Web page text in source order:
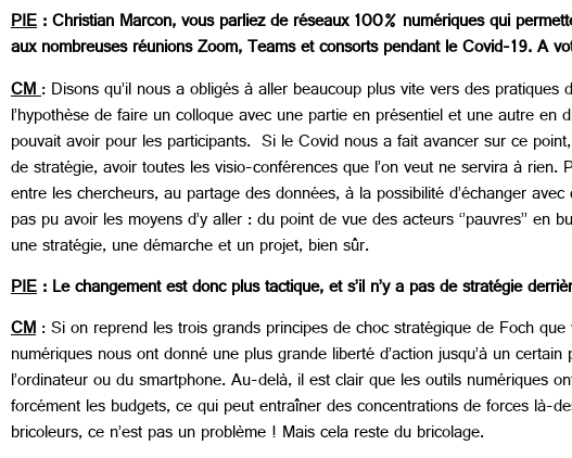
PIE: Christian Marcon, vous parliez de réseaux 100% numériques qui
aux nombreuses réunions Zoom, Teams et consorts pendant le Covid-19. A
CM: Disons qu’il nous a obligés à aller beaucoup plus vite vers des
l’hypothèse de faire un colloque avec une partie en présentiel et une autre en
pouvait avoir pour les participants. Si le Covid nous a fait avancer sur ce
de stratégie, avoir toutes les visio-conférences que l’on veut ne servira à
entre les chercheurs, au partage des données, à la possibilité d’échanger
pas pu avoir les moyens d’y aller : du point de vue des acteurs ‘’pauvres’’
une stratégie, une démarche et un projet, bien sûr.
PIE: Le changement est donc plus tactique, et s’il n’y a pas de stratégie
CM: Si on reprend les trois grands principes de choc stratégique de Foch
numériques nous ont donné une plus grande liberté d’action jusqu’à un
l’ordinateur ou du smartphone. Au-delà, il est clair que les outils numériques
forcément les budgets, ce qui peut entraîner des concentrations de forces là-
bricoleurs, ce n’est pas un problème ! Mais cela reste du bricolage.